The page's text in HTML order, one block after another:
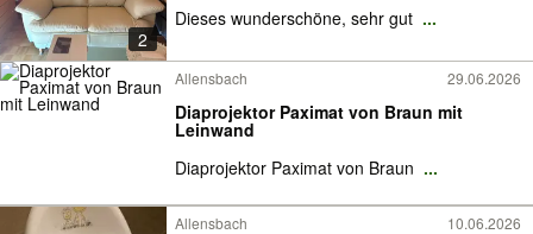
2
Dieses wunderschöne, sehr gut ...
Allensbach 29.06.2026
Diaprojektor Paximat von Braun mit
Leinwand
Diaprojektor Paximat von Braun ...
Allensbach 10.06.2026